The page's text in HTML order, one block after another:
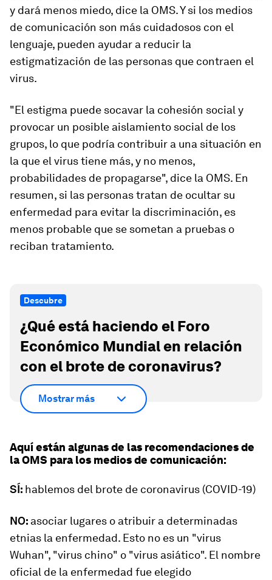
y dará menos miedo, dice la OMS. Y si los medios
de comunicación son más cuidadosos con el
lenguaje, pueden ayudar a reducir la
estigmatización de las personas que contraen el
virus.
"El estigma puede socavar la cohesión social y
provocar un posible aislamiento social de los
grupos, lo que podría contribuir a una situación en
la que el virus tiene más, y no menos,
probabilidades de propagarse", dice la OMS. En
resumen, si las personas tratan de ocultar su
enfermedad para evitar la discriminación, es
menos probable que se sometan a pruebas o
reciban tratamiento.
Descubre
¿Qué está haciendo el Foro
Económico Mundial en relación
con el brote de coronavirus?
Mostrar más
Aquí están algunas de las recomendaciones de
la OMS para los medios de comunicación:
SÍ: hablemos del brote de coronavirus (COVID-19)
NO: asociar lugares o atribuir a determinadas
etnias la enfermedad. Esto no es un "virus
Wuhan", "virus chino" o "virus asiático". El nombre
oficial de la enfermedad fue elegido